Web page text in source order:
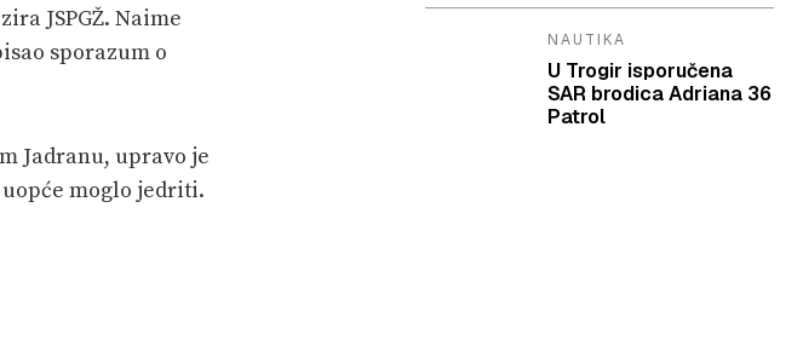
JSPGŽ. Naime
sporazum o
Jadranu, upravo je
moglo jedriti.
NAUTIKA
U Trogir isporučena
SAR brodica Adriana 36
Patrol